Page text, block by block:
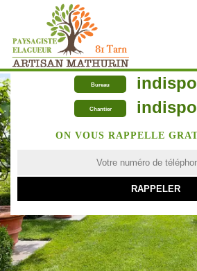
Bureau
Chantier
ON VOUS RAPPELLE